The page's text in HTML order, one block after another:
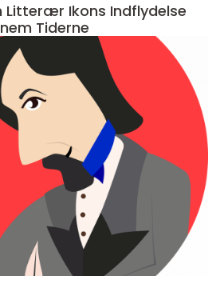
Litterær Ikons Indflydelse
Tiderne